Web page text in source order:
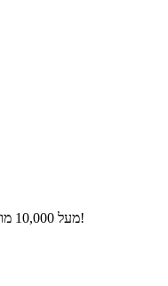
מעל 10,000 מוצרים ומאכלים במאגר עם ערכים תזונתיים!